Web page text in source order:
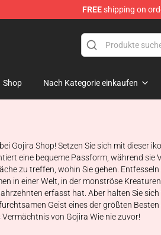
FREEshipping on
Shop Nach Kategorie einkaufen
Gojira Shop! Setzen Sie sich mit
eine bequeme Passform, während
zu treffen, wohin Sie gehen.
in einer Welt, in der monströse
erfasst hat. Aber halten Sie
Geist eines der größten
von Gojira Wie nie zuvor!